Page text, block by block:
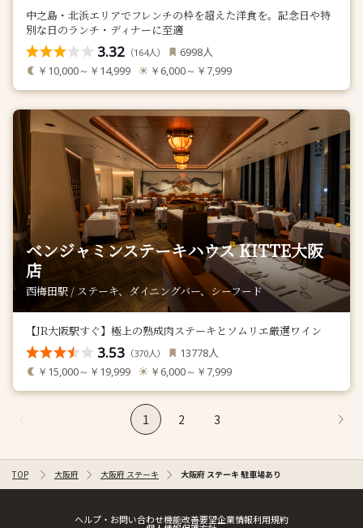
中之島・北浜エリアでフレンチの枠を超えた洋食を。記念日や特
別な日のランチ・ディナーに至適
3.32 （164人） 6998人
￥10,000～￥14,999 ￥6,000～￥7,999
ベンジャミンステーキハウス KITTE大阪
店
西梅田駅 / ステーキ、ダイニングバー、シーフード
【JR大阪駅すぐ】極上の熟成肉ステーキとソムリエ厳選ワイン
3.53 （370人） 13778人
￥15,000～￥19,999 ￥6,000～￥7,999
1 2 3
TOP 大阪府 大阪府 ステーキ 大阪府 ステーキ 駐車場あり
ヘルプ・お問い合わせ機能改善要望企業情報利用規約